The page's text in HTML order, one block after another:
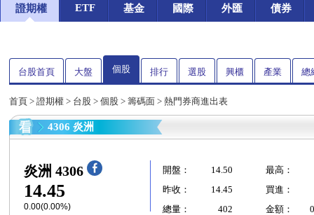
證期權 ETF 基金 國際 外匯 債券
台股首頁 大盤 個股 排行 選股 興櫃 產業 總
首頁 > 證期權 > 台股 > 個股 > 籌碼面 > 熱門券商進出表
4306 炎洲
炎洲 4306
14.45
0.00(0.00%)
開盤： 14.50
最高：
昨收：
14.45
買進：
總量：
402 金額：